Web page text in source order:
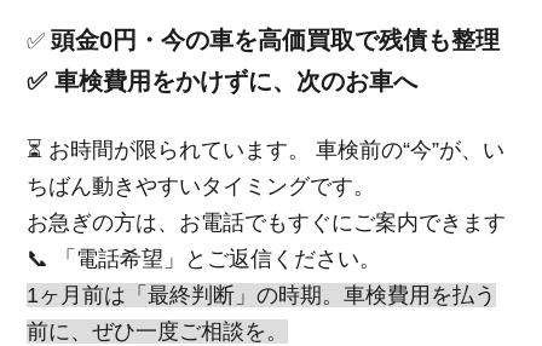
✅頭金0円・今の車を高価買取で残債も整理
✅ 車検費用をかけずに、次のお車へ
⏳ お時間が限られています。 車検前の“今”が、い
ちばん動きやすいタイミングです。
お急ぎの方は、お電話でもすぐにご案内できます
📞 「電話希望」とご返信ください。
1ヶ月前は「最終判断」の時期。車検費用を払う
前に、ぜひ一度ご相談を。